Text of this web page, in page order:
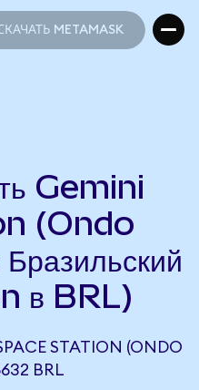
METAMASK
Gemini
(Ondo
в BRL)
STATION (ONDO
BRL